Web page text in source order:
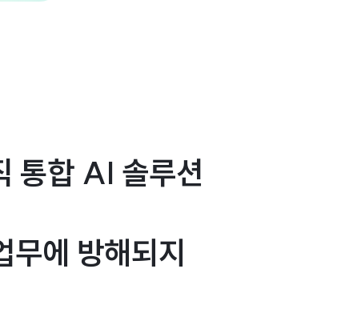
통합 AI 솔루션
무에 방해되지